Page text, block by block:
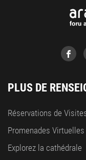
PLUS DE
Réservations de
Promenades Virtuelles
Explorez la cathédrale